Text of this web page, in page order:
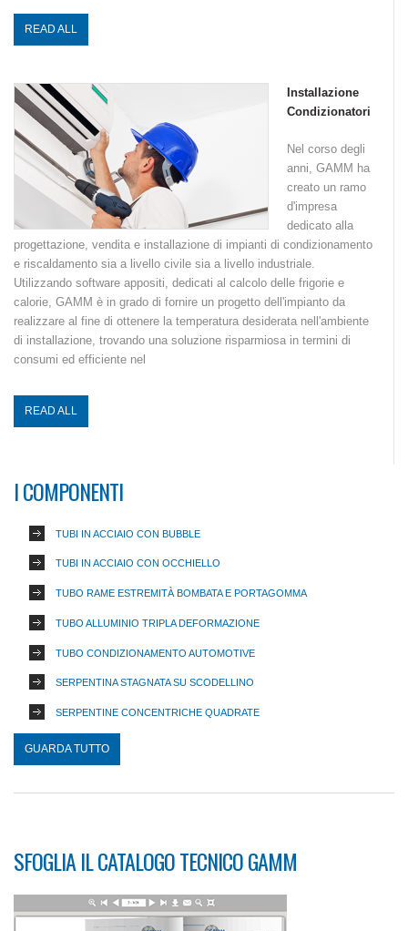
READ ALL
Installazione
Condizionatori
Nel corso degli
anni, GAMM ha
creato un ramo
d'impresa
dedicato alla
progettazione, vendita e installazione di impianti di condizionamento
e riscaldamento sia a livello civile sia a livello industriale.
Utilizzando software appositi, dedicati al calcolo delle frigorie e
calorie, GAMM è in grado di fornire un progetto dell'impianto da
realizzare al fine di ottenere la temperatura desiderata nell'ambiente
di installazione, trovando una soluzione risparmiosa in termini di
consumi ed efficiente nel
READ ALL
I COMPONENTI
TUBI IN ACCIAIO CON BUBBLE
TUBI IN ACCIAIO CON OCCHIELLO
TUBO RAME ESTREMITÀ BOMBATA E PORTAGOMMA
TUBO ALLUMINIO TRIPLA DEFORMAZIONE
TUBO CONDIZIONAMENTO AUTOMOTIVE
SERPENTINA STAGNATA SU SCODELLINO
SERPENTINE CONCENTRICHE QUADRATE
GUARDA TUTTO
SFOGLIA IL CATALOGO TECNICO GAMM